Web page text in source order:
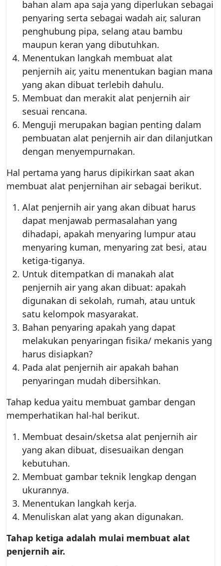
bahan alam apa saja yang diperlukan sebagai
penyaring serta sebagai wadah air, saluran
penghubung pipa, selang atau bambu
maupun keran yang dibutuhkan.
Menentukan langkah membuat alat
penjernih air, yaitu menentukan bagian mana
yang akan dibuat terlebih dahulu.
Membuat dan merakit alat penjernih air
sesuai rencana.
Menguji merupakan bagian penting dalam
pembuatan alat penjernih air dan dilanjutkan
dengan menyempurnakan.
Hal pertama yang harus dipikirkan saat akan
membuat alat penjernihan air sebagai berikut.
Alat penjernih air yang akan dibuat harus
dapat menjawab permasalahan yang
dihadapi, apakah menyaring lumpur atau
menyaring kuman, menyaring zat besi, atau
ketiga-tiganya.
Untuk ditempatkan di manakah alat
penjernih air yang akan dibuat: apakah
digunakan di sekolah, rumah, atau untuk
satu kelompok masyarakat.
Bahan penyaring apakah yang dapat
melakukan penyaringan fisika/ mekanis yang
harus disiapkan?
Pada alat penjernih air apakah bahan
penyaringan mudah dibersihkan.
Tahap kedua yaitu membuat gambar dengan
memperhatikan hal-hal berikut.
Membuat desain/sketsa alat penjernih air
yang akan dibuat, disesuaikan dengan
kebutuhan.
Membuat gambar teknik lengkap dengan
ukurannya.
Menentukan langkah kerja.
Menuliskan alat yang akan digunakan.
Tahap ketiga adalah mulai membuat alat
penjernih air.